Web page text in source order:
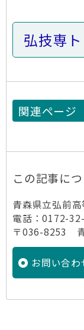
弘技専
関連ページ
この記事に
青森県立弘前
電話：0172-
〒036-8253
お問い合わ